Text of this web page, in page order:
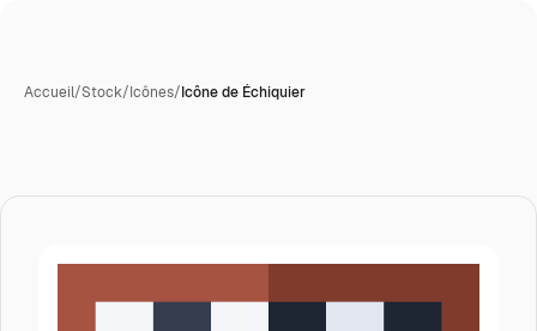
Accueil/Stock/Icônes/Icône de Échiquier